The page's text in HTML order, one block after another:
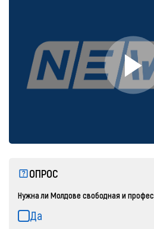
ОПРОС
Нужна ли Молдове свободная и
Да